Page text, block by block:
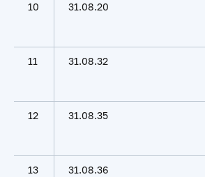
10 31.08.20
11 31.08.32
12 31.08.35
13 31.08.36